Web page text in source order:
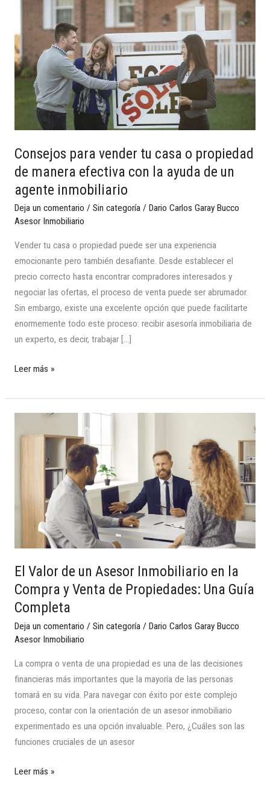
Consejos para vender tu casa o propiedad
de manera efectiva con la ayuda de un
agente inmobiliario
Deja un comentario / Sin categoría/ Dario Carlos Garay Bucco
Asesor Inmobiliario
Vender tu casa o propiedad puede ser una experiencia
emocionante pero también desafiante. Desde establecer el
precio correcto hasta encontrar compradores interesados y
negociar las ofertas, el proceso de venta puede ser abrumador.
Sin embargo, existe una excelente opción que puede facilitarte
enormemente todo este proceso: recibir asesoría inmobiliaria de
un experto, es decir, trabajar […]
vender
tu
casa
o
propiedad
manera
con
la
ayuda
de
un
Leer más »
El Valor de un Asesor Inmobiliario en la
Compra y Venta de Propiedades: Una Guía
Completa
Deja un comentario / Sin categoría/ Dario Carlos Garay Bucco
Asesor Inmobiliario
La compra o venta de una propiedad es una de las decisiones
financieras más importantes que la mayoría de las personas
tomará en su vida. Para navegar con éxito por este complejo
proceso, contar con la orientación de un asesor inmobiliario
experimentado es una opción invaluable. Pero, ¿Cuáles son las
funciones cruciales de un asesor
Valor
Inmobiliario
Venta
de
Propiedades:
Una
Guía
Leer más »